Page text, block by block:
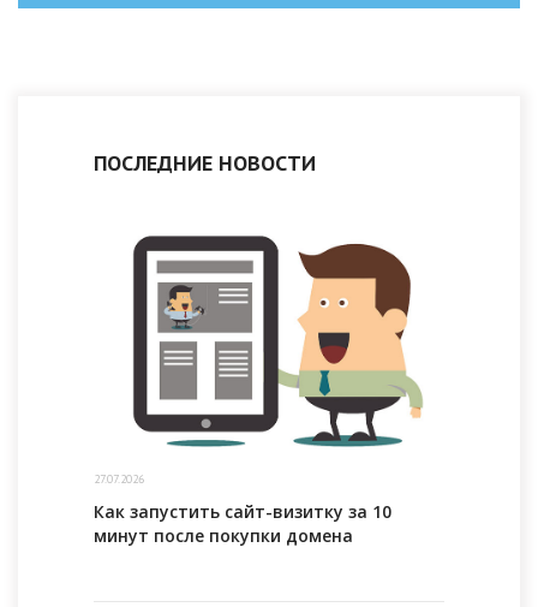
ПОСЛЕДНИЕ НОВОСТИ
27.07.2026
Как запустить сайт-визитку за 10
минут после покупки домена